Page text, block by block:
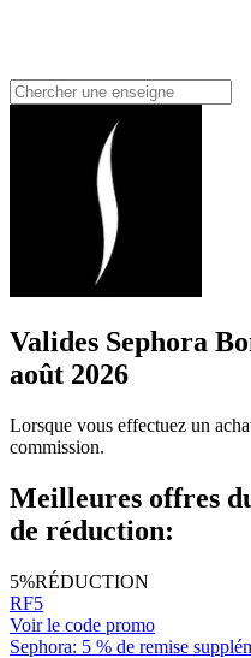
Valides Sephora
août 2026
Lorsque vous effectuez un
commission.
Meilleures offres
de réduction:
5%RÉDUCTION
RF5
Voir le code promo
Sephora: 5 % de remise